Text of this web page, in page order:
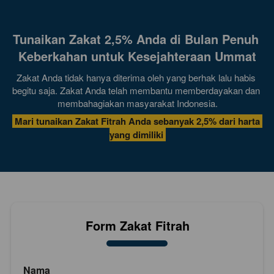
Tunaikan Zakat 2,5% Anda di Bulan Penuh
Keberkahan untuk Kesejahteraan Ummat
Zakat Anda tidak hanya diterima oleh yang berhak lalu habis
begitu saja. Zakat Anda telah membantu memberdayakan dan
membahagiakan masyarakat Indonesia.
yang dimiliki
Form Zakat Fitrah
Nama